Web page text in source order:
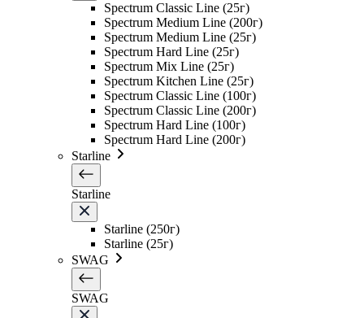
Spectrum Classic Line (25г)
Spectrum Medium Line (200г)
Spectrum Medium Line (25г)
Spectrum Hard Line (25г)
Spectrum Mix Line (25г)
Spectrum Kitchen Line (25г)
Spectrum Classic Line (100г)
Spectrum Classic Line (200г)
Spectrum Hard Line (100г)
Spectrum Hard Line (200г)
Starline
Starline
Starline (250г)
Starline (25г)
SWAG
SWAG